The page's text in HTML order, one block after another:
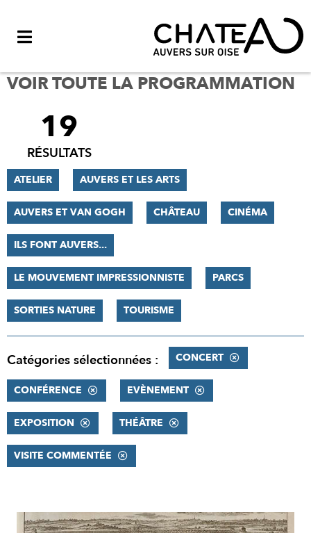
VOIR TOUTE LA PROGRAMMATION
FILTRER
RÉSULTATS
19
RÉSULTATS
ATELIER AUVERS ET LES ARTS
AUVERS ET VAN GOGH CHÂTEAU CINÉMA
ILS FONT AUVERS...
LE MOUVEMENT IMPRESSIONNISTE PARCS
SORTIES NATURE TOURISME
Catégories sélectionnées : CONCERT
CONFÉRENCE EVÈNEMENT
EXPOSITION THÉÂTRE
VISITE COMMENTÉE
RÉSULTATS